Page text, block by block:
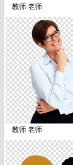
教师 老师
教师 老师